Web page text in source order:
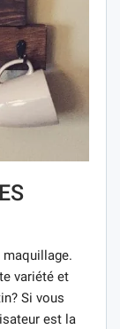
variété et
Si vous
est la